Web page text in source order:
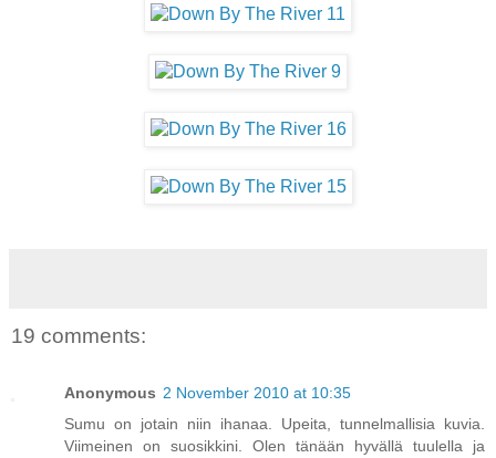
19 comments:
Anonymous 2 November 2010 at 10:35
Sumu on jotain niin ihanaa. Upeita, tunnelmallisia kuvia.
Viimeinen on suosikkini. Olen tänään hyvällä tuulella ja